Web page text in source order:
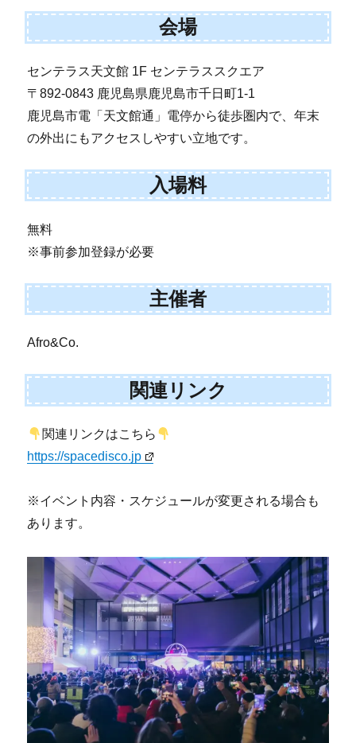
会場
センテラス天文館 1F センテラススクエア
〒892-0843 鹿児島県鹿児島市千日町1-1
鹿児島市電「天文館通」電停から徒歩圏内で、年末
の外出にもアクセスしやすい立地です。
入場料
無料
※事前参加登録が必要
主催者
Afro&Co.
関連リンク
関連リンクはこちら
https://spacedisco.jp
※イベント内容・スケジュールが変更される場合も
あります。